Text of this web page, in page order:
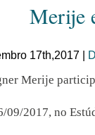
Merije
17th,2017 |
Merije
09/2017, no